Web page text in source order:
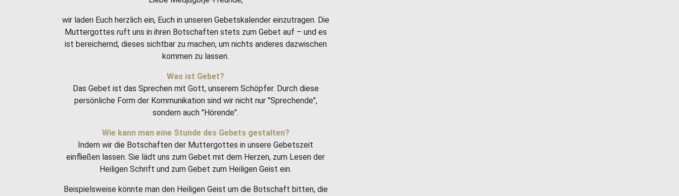
wir laden Euch herzlich ein, Euch in unseren Gebetskalender einzutragen. Die
Muttergottes ruft uns in ihren Botschaften stets zum Gebet auf – und es
ist bereichernd, dieses sichtbar zu machen, um nichts anderes dazwischen
kommen zu lassen.
Was ist Gebet?
Das Gebet ist das Sprechen mit Gott, unserem Schöpfer. Durch diese
persönliche Form der Kommunikation sind wir nicht nur "Sprechende",
sondern auch "Hörende".
Wie kann man eine Stunde des Gebets gestalten?
Indem wir die Botschaften der Muttergottes in unsere Gebetszeit
einfließen lassen. Sie lädt uns zum Gebet mit dem Herzen, zum Lesen der
Heiligen Schrift und zum Gebet zum Heiligen Geist ein.
Beispielsweise könnte man den Heiligen Geist um die Botschaft bitten, die